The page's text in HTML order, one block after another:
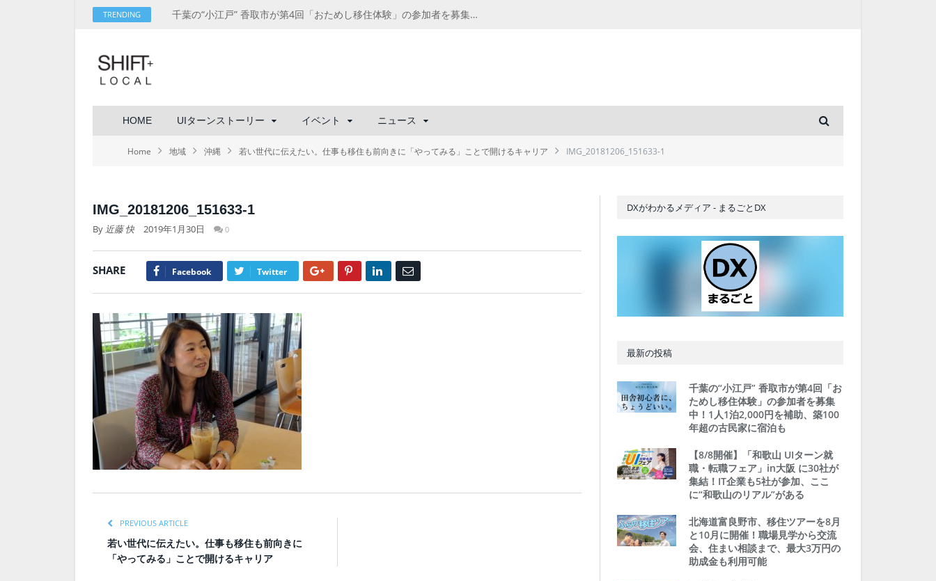
TRENDING 千葉の“小江戸” 香取市が第4回「おためし移住体験」の参加者を募集中！1人1泊2,000円を補助、築100年超の古民家に宿泊も
HOME UIターンストーリー イベント ニュース
Home 地域 沖縄 若い世代に伝えたい。仕事も移住も前向きに「やってみる」ことで開けるキャリア IMG_20181206_151633-1
IMG_20181206_151633-1
By 近藤 快 2019年1月30日 0
SHARE Facebook Twitter Google+ Pinterest LinkedIn
PREVIOUS ARTICLE
若い世代に伝えたい。仕事も移住も前向きに
「やってみる」ことで開けるキャリア
DXがわかるメディア - まるごとDX
最新の投稿
千葉の“小江戸” 香取市が第4回「お
ためし移住体験」の参加者を募集
中！1人1泊2,000円を補助、築100
年超の古民家に宿泊も
【8/8開催】「和歌山 UIターン就
職・転職フェア」in大阪 に30社が
集結！IT企業も5社が参加、ここ
に“和歌山のリアル”がある
北海道富良野市、移住ツアーを8月
と10月に開催！職場見学から交流
会、住まい相談まで、最大3万円の
助成金も利用可能